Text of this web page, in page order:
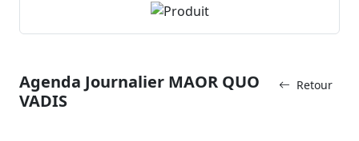
Retour
Agenda Journalier MAOR QUO
VADIS